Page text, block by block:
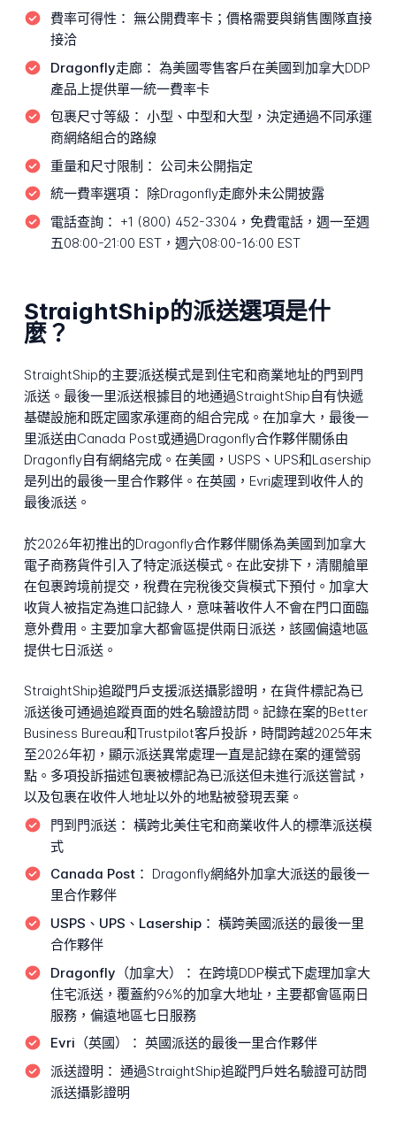
費率可得性： 無公開費率卡；價格需要與銷售團隊直接
接洽
Dragonfly走廊： 為美國零售客戶在美國到加拿大DDP
產品上提供單一統一費率卡
包裹尺寸等級： 小型、中型和大型，決定通過不同承運
商網絡組合的路線
重量和尺寸限制： 公司未公開指定
統一費率選項：
除Dragonfly走廊外未公開披露
電話查詢： +1 (800) 452-3304，免費電話，週一至週
五08:00-21:00 EST，週六08:00-16:00 EST
StraightShip的派送選項是什
麼？
StraightShip的主要派送模式是到住宅和商業地址的門到門
派送。最後一里派送根據目的地通過StraightShip自有快遞
基礎設施和既定國家承運商的組合完成。在加拿大，最後一
里派送由Canada Post或通過Dragonfly合作夥伴關係由
Dragonfly自有網絡完成。在美國，USPS、UPS和Lasership
是列出的最後一里合作夥伴。在英國，Evri處理到收件人的
最後派送。
於2026年初推出的Dragonfly合作夥伴關係為美國到加拿大
電子商務貨件引入了特定派送模式。在此安排下，清關艙單
在包裹跨境前提交，稅費在完稅後交貨模式下預付。加拿大
收貨人被指定為進口記錄人，意味著收件人不會在門口面臨
意外費用。主要加拿大都會區提供兩日派送，該國偏遠地區
提供七日派送。
StraightShip追蹤門戶支援派送攝影證明，在貨件標記為已
派送後可通過追蹤頁面的姓名驗證訪問。記錄在案的Better
Business Bureau和Trustpilot客戶投訴，時間跨越2025年末
至2026年初，顯示派送異常處理一直是記錄在案的運營弱
點。多項投訴描述包裹被標記為已派送但未進行派送嘗試，
以及包裹在收件人地址以外的地點被發現丟棄。
門到門派送： 橫跨北美住宅和商業收件人的標準派送模
式
Canada Post： Dragonfly網絡外加拿大派送的最後一
里合作夥伴
USPS、UPS、Lasership： 橫跨美國派送的最後一里
合作夥伴
Dragonfly（加拿大）： 在跨境DDP模式下處理加拿大
住宅派送，覆蓋約96%的加拿大地址，主要都會區兩日
服務，偏遠地區七日服務
Evri（英國）： 英國派送的最後一里合作夥伴
派送證明： 通過StraightShip追蹤門戶姓名驗證可訪問
派送攝影證明